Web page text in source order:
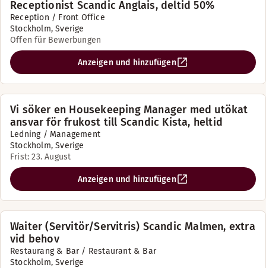
Receptionist Scandic Anglais, deltid 50%
Reception / Front Office
Stockholm, Sverige
Offen für Bewerbungen
Anzeigen und hinzufügen
Vi söker en Housekeeping Manager med utökat
ansvar för frukost till Scandic Kista, heltid
Ledning / Management
Stockholm, Sverige
Frist: 23. August
Anzeigen und hinzufügen
Waiter (Servitör/Servitris) Scandic Malmen, extra
vid behov
Restaurang & Bar / Restaurant & Bar
Stockholm, Sverige